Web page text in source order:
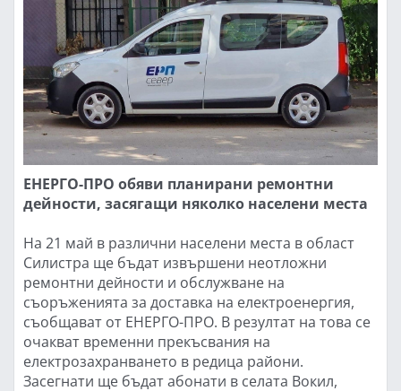
ЕНЕРГО-ПРО обяви планирани ремонтни
дейности, засягащи няколко населени места
На 21 май в различни населени места в област
Силистра ще бъдат извършени неотложни
ремонтни дейности и обслужване на
съоръженията за доставка на електроенергия,
съобщават от ЕНЕРГО-ПРО. В резултат на това се
очакват временни прекъсвания на
електрозахранването в редица райони.
Засегнати ще бъдат абонати в селата Вокил,